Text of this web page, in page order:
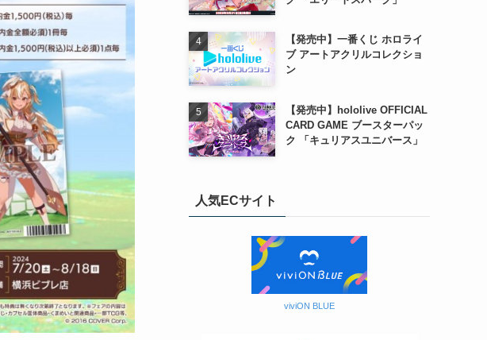
【発売中】一番くじ ホロライ
ブ アートアクリルコレクショ
ン
【発売中】hololive OFFICIAL
CARD GAME ブースターパッ
ク 「キュリアスユニバース」
人気ECサイト
viviON BLUE